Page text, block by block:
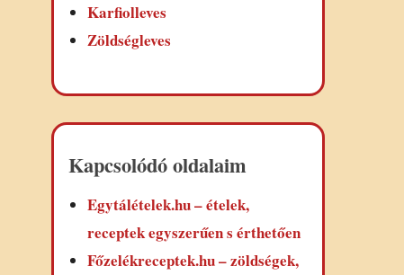
Karfiolleves
Zöldségleves
Kapcsolódó oldalaim
Egytálételek.hu – ételek,
receptek egyszerűen s érthetően
Főzelékreceptek.hu – zöldségek,